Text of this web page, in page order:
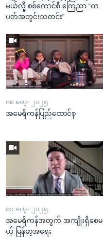
မယ်လို့ စစ်ကောင်စီ ကြေညာ “တ
ပတ်အတွင်းသတင်း”
၀၈ မတ္၊ ၂၀၂၅
အမေရိကန်ပြည်ထောင်စု
၀၁ မတ္၊ ၂၀၂၅
အမေရိကန်အတွက် အကျိုးရှိစေမ
ယ့် မြန်မာ့အရေး